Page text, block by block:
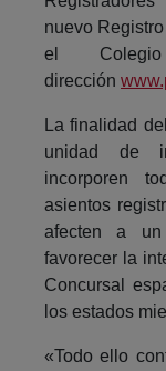
nuevo
el
dirección
La finalidad
unidad de
incorporen
asientos
afecten a un
favorecer la
Concursal
los estados
«Todo ello